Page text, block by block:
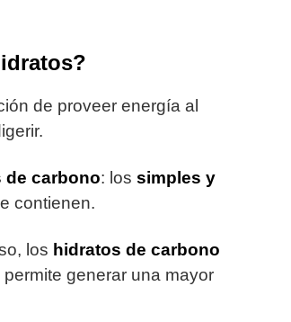
de proveer energía al
de carbono: los simples y
contienen.
los hidratos de carbono
generar una mayor